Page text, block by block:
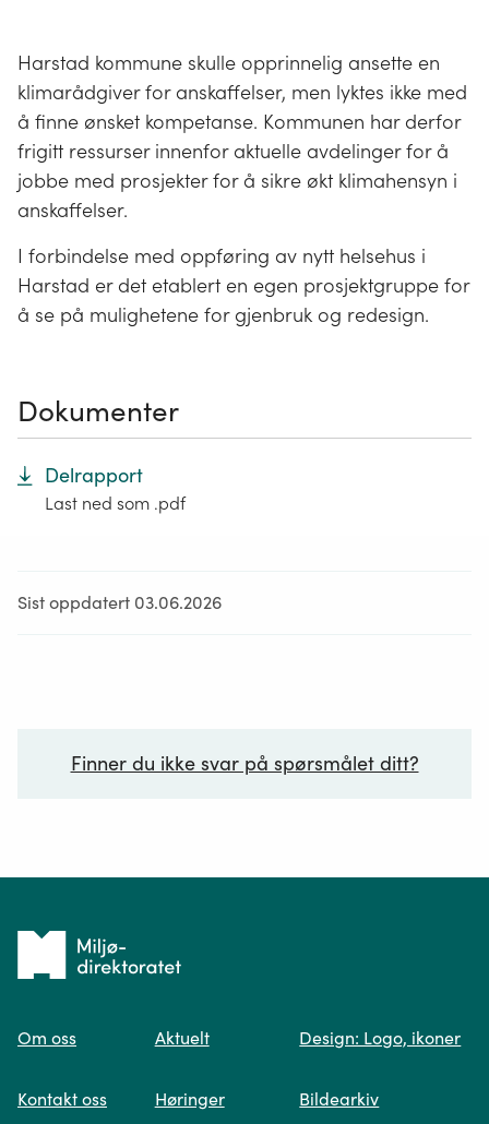
Harstad kommune skulle opprinnelig ansette en
klimarådgiver for anskaffelser, men lyktes ikke med
å finne ønsket kompetanse. Kommunen har derfor
frigitt ressurser innenfor aktuelle avdelinger for å
jobbe med prosjekter for å sikre økt klimahensyn i
anskaffelser.
I forbindelse med oppføring av nytt helsehus i
Harstad er det etablert en egen prosjektgruppe for
å se på mulighetene for gjenbruk og redesign.
Dokumenter
Delrapport
Last ned som .pdf
Sist oppdatert 03.06.2026
Finner du ikke svar på spørsmålet ditt?
Spør oss
Tilbake
forsiden
Om oss
Kontakt oss
Aktuelt
Høringer
Design: Logo, ikoner
Bildearkiv